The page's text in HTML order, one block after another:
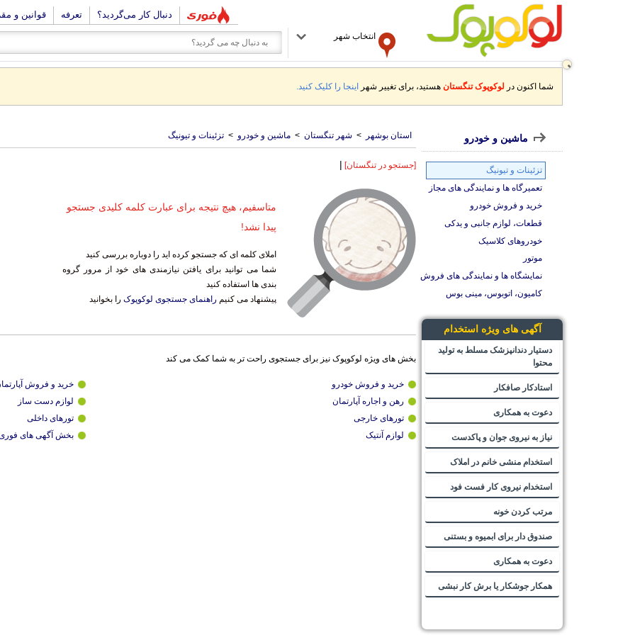
دنبال کار می‌گردید؟ تعرفه قوانین و
انتخاب شهر
شما اکنون در لوکوپوک تنگستان هستید، برای تغییر شهر اینجا را کلیک کنید.
استان بوشهر > شهر تنگستان > ماشین و خودرو > تزئینات و تیونیگ
[جستجو در تنگستان] |
متاسفیم، هیچ نتیجه برای عبارت کلمه کلیدی جستجو
پیدا نشد!
املای کلمه ای که جستجو کرده اید را دوباره بررسی کنید
شما می توانید برای یافتن نیازمندی های خود از مرور گروه
بندی ها استفاده کنید
پیشنهاد می کنیم راهنمای جستجوی لوکوپوک را بخوانید
بخش های ویژه لوکوپوک نیز برای جستجوی راحت تر به شما کمک می کند
خرید و فروش خودرو
خرید و فروش
رهن و اجاره آپارتمان
لوازم دست ساز
تورهای خارجی
تورهای داخلی
لوازم آنتیک
بخش آگهی های
ماشین و خودرو
تزئینات و تیونیگ
تعمیرگاه ها و نمایندگی های مجاز
خرید و فروش خودرو
قطعات، لوازم جانبی و یدکی
خودروهای کلاسیک
موتور
نمایشگاه ها و نمایندگی های فروش
کامیون، اتوبوس، مینی بوس
آگهی های ویژه استخدام
دستیار دندانپزشک مسلط به تولید
محتوا
استادکار صافکار
دعوت به همکاری
نیاز به نیروی جوان و پاکدست
استخدام منشی خانم در املاک
استخدام نیروی کار فست فود
مرتب کردن خونه
صندوق دار برای ابمیوه و بستنی
دعوت به همکاری
همکار جوشکار یا برش کار نبشی